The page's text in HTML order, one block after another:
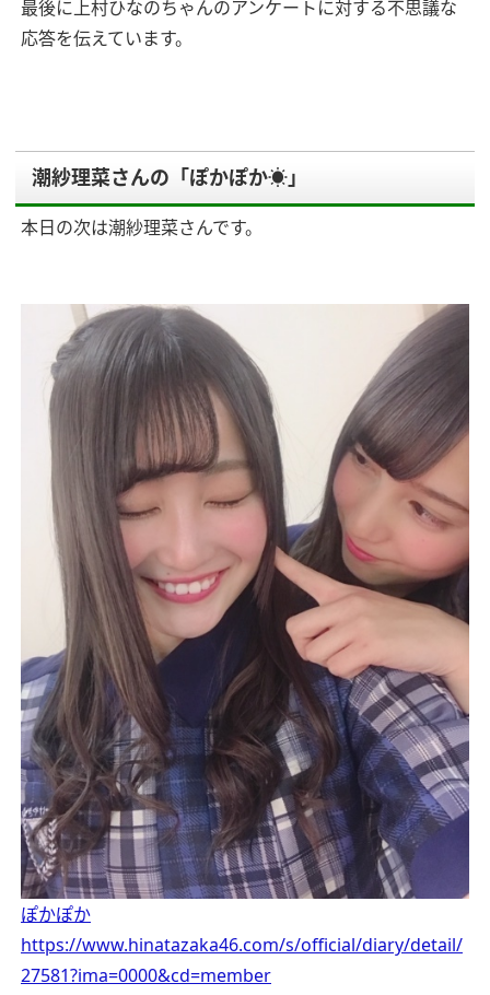
最後に上村ひなのちゃんのアンケートに対する不思議な
応答を伝えています。
潮紗理菜さんの「ぽかぽか☀️」
本日の次は潮紗理菜さんです。
ぽかぽか
https://www.hinatazaka46.com/s/official/diary/detail/
27581?ima=0000&cd=member